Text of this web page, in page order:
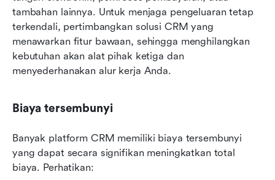
tambahan lainnya. Untuk menjaga pengeluaran tetap
terkendali, pertimbangkan solusi CRM yang
menawarkan fitur bawaan, sehingga menghilangkan
kebutuhan akan alat pihak ketiga dan
menyederhanakan alur kerja Anda.
Biaya tersembunyi
Banyak platform CRM memiliki biaya tersembunyi
yang dapat secara signifikan meningkatkan total
biaya. Perhatikan: